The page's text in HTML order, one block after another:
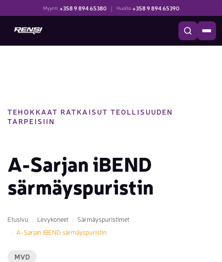
Myynti +358 9 894 65380 | Huolto +358 9 894 65390
TEHOKKAAT RATKAISUT TEOLLISUUDEN
TARPEISIIN
A-Sarjan iBEND
särmäyspuristin
Etusivu Levykoneet
Särmäyspuristimet
A-Sarjan iBEND särmäyspuristin
MVD